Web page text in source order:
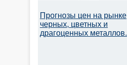
Прогнозы цен на рынке
черных, цветных и
драгоценных металлов.